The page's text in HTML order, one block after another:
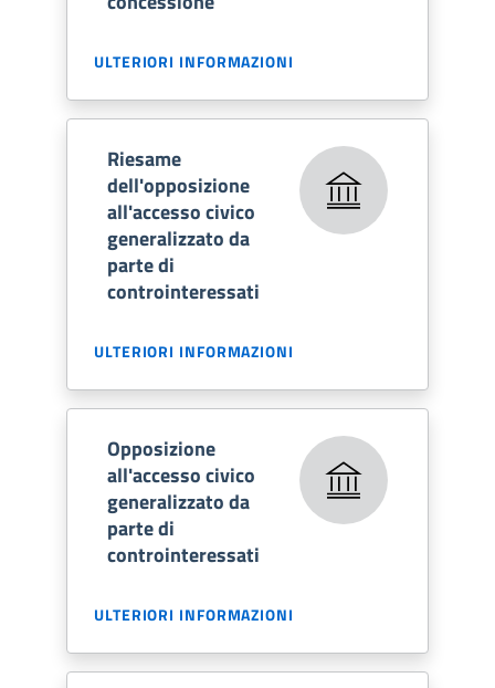
ULTERIORI INFORMAZIONI
Riesame
dell'opposizione
all'accesso civico
generalizzato da
parte di
controinteressati
ULTERIORI INFORMAZIONI
Opposizione
all'accesso civico
generalizzato da
parte di
controinteressati
ULTERIORI INFORMAZIONI